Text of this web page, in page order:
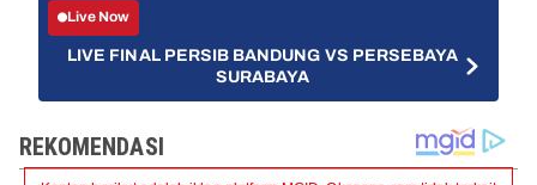
Live Now
LIVE FINAL PERSIB BANDUNG VS PERSEBAYA
SURABAYA